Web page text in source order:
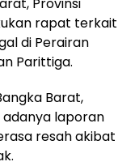
rapat terkait
di Perairan
Parittiga.
Barat,
laporan
resah akibat